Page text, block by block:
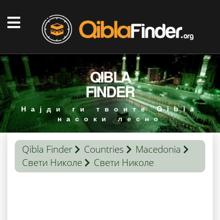
QIBLA
FINDER
Најди ги твоите Qibla
насоки лесно
Qibla Finder Countries
Macedonia
Свети Николе
Свети Николе